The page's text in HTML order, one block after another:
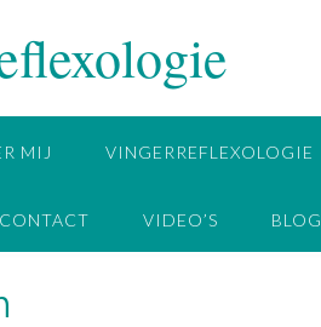
MIJ VINGERREFLEXOLOGIE
CONTACT VIDEO’S BLOG